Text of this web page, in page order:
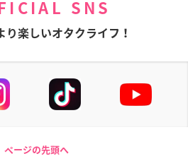
SNS
り楽しいオタクライフ！
ページの先頭へ